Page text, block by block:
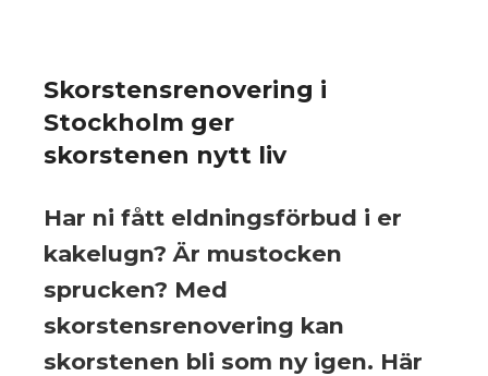
Skorstensrenovering i
Stockholm ger
skorstenen nytt liv
Har ni fått eldningsförbud i er
kakelugn? Är mustocken
sprucken? Med
skorstensrenovering kan
skorstenen bli som ny igen. Här